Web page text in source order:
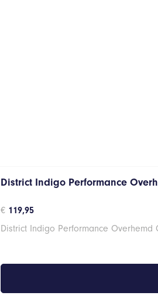
District Indigo Performance
€ 119,95
District Indigo Performance Overhemd